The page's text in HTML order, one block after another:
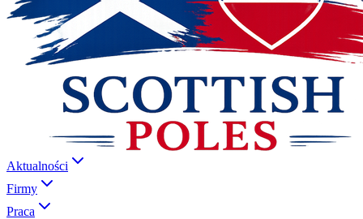
Aktualności
Firmy
Praca